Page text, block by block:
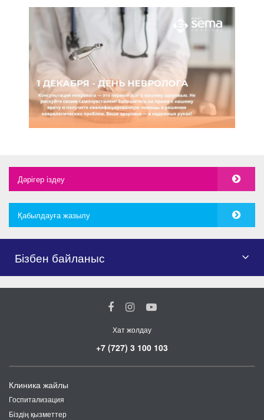
Дәрігер іздеу
Қабылдауға жазылу
Бізбен байланыс
Хат жолдау
+7 (727) 3 100 103
Клиника жайлы
Госпитализация
Біздің қызметтер